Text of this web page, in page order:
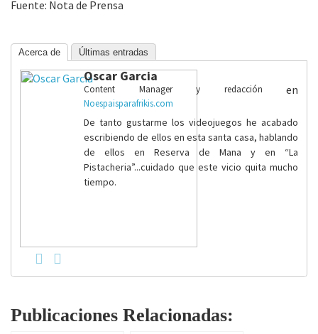
Fuente: Nota de Prensa
Acerca de Últimas entradas
Oscar Garcia
Content Manager y redacción en
Noespaisparafrikis.com
De tanto gustarme los videojuegos he acabado
escribiendo de ellos en esta santa casa, hablando
de ellos en Reserva de Mana y en “La
Pistacheria”...cuidado que este vicio quita mucho
tiempo.
Publicaciones Relacionadas: